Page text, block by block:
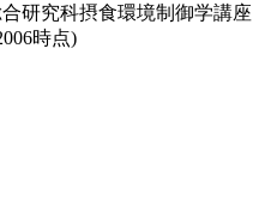
研究科摂食環境制御学講座
時点)